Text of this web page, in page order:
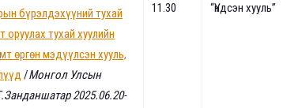
бүрэлдэхүүний тухай
оруулах тухай хуулийн
өргөн мэдүүлсэн хууль,
/Монгол Улсын
2025.06.20-
11.30 “Үндсэн хууль”